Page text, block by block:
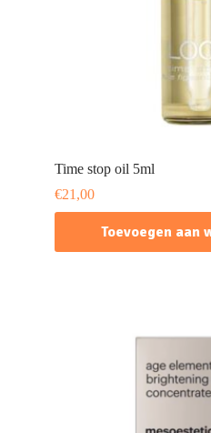
Time stop oil 5ml
€21,00
Toevoegen aan